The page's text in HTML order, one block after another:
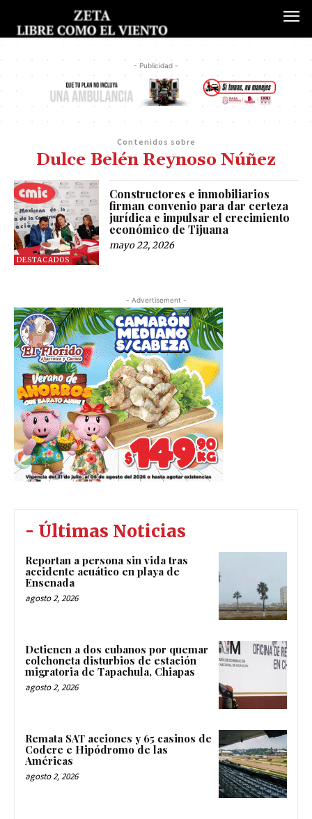
- Publicidad -
Contenidos sobre
Dulce Belén Reynoso Núñez
DESTACADOS
Constructores e inmobiliarios
firman convenio para dar certeza
jurídica e impulsar el crecimiento
económico de Tijuana
mayo 22, 2026
- Advertisement -
- Últimas Noticias
Reportan a persona sin vida tras
accidente acuático en playa de
Ensenada
agosto 2, 2026
Detienen a dos cubanos por quemar
colchoneta disturbios de estación
migratoria de Tapachula, Chiapas
agosto 2, 2026
Remata SAT acciones y 65 casinos de
Codere e Hipódromo de las
Américas
agosto 2, 2026